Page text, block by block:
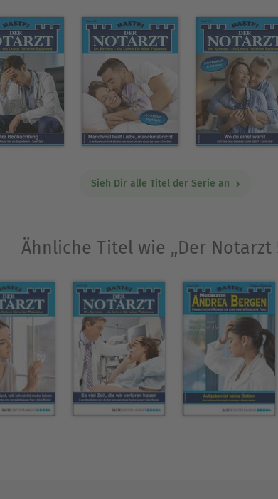
Sieh Dir alle Titel der Serie an
Ähnliche Titel wie „Der Notarzt